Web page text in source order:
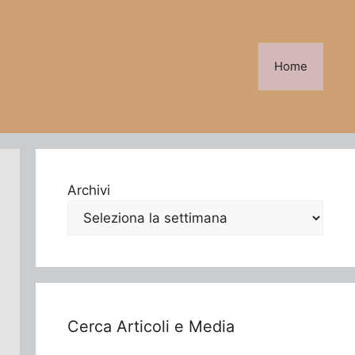
Home
Archivi
Cerca Articoli e Media